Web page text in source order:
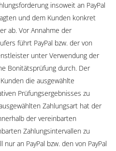
insoweit an PayPal
und dem Kunden konkret
ab. Vor Annahme der
führt PayPal bzw. der von
unter Verwendung der
Bonitätsprüfung durch. Der
die ausgewählte
Prüfungsergebnisses zu
Zahlungsart hat der
der vereinbarten
Zahlungsintervallen zu
an PayPal bzw. den von PayPal